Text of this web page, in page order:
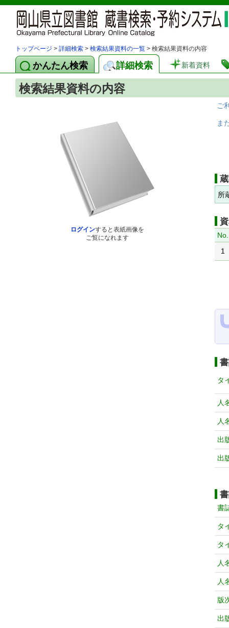
トップページ > 詳細検索 > 検索結果資料の一覧 > 検索結果資料の内容
かんたん検索 詳細検索 新着資料
検索結果資料の内容
ログインすると表紙画像を
ご覧になれます
ご
ま
所
No.
1
タ
人
人
出
出
書
タ
タ
人
人
版
出